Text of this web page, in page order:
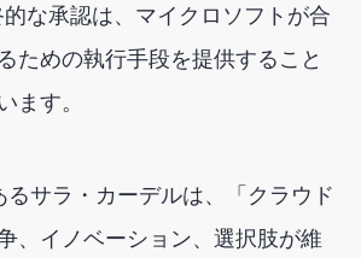
な承認は、マイクロソフトが合
ための執行手段を提供すること
ます。
サラ・カーデルは、「クラウド
、イノベーション、選択肢が維